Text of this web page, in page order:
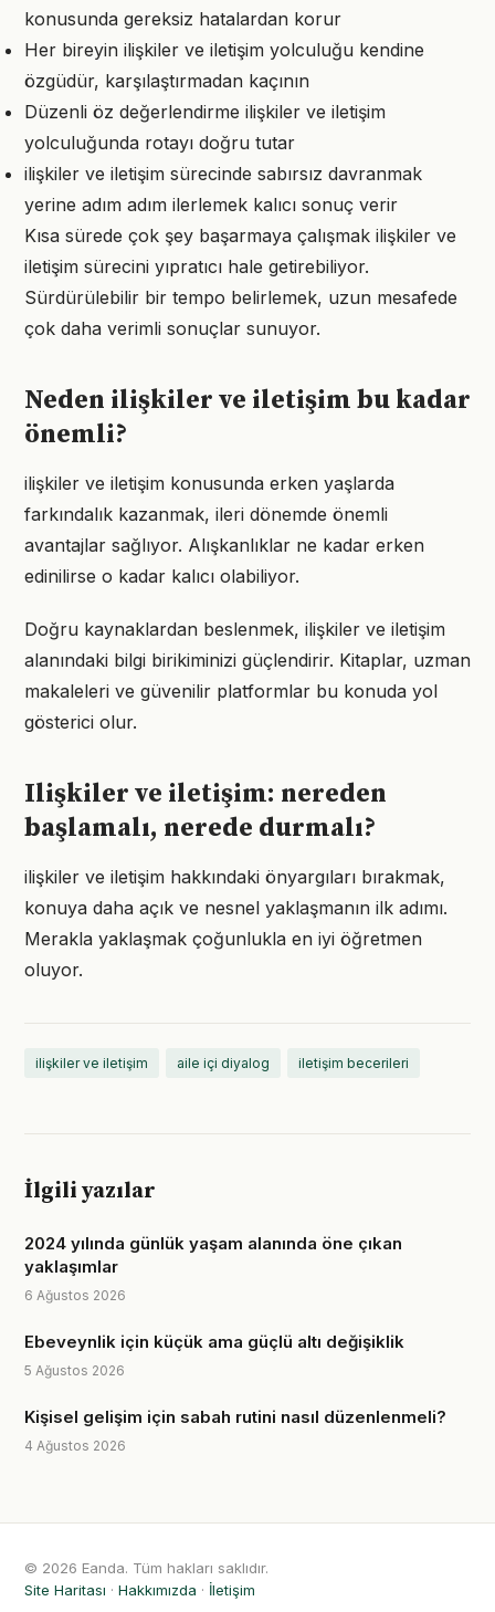
konusunda gereksiz hatalardan korur
Her bireyin ilişkiler ve iletişim yolculuğu kendine
özgüdür, karşılaştırmadan kaçının
Düzenli öz değerlendirme ilişkiler ve iletişim
yolculuğunda rotayı doğru tutar
ilişkiler ve iletişim sürecinde sabırsız davranmak
yerine adım adım ilerlemek kalıcı sonuç verir
Kısa sürede çok şey başarmaya çalışmak ilişkiler ve
iletişim sürecini yıpratıcı hale getirebiliyor.
Sürdürülebilir bir tempo belirlemek, uzun mesafede
çok daha verimli sonuçlar sunuyor.
Neden ilişkiler ve iletişim bu kadar
önemli?
ilişkiler ve iletişim konusunda erken yaşlarda
farkındalık kazanmak, ileri dönemde önemli
avantajlar sağlıyor. Alışkanlıklar ne kadar erken
edinilirse o kadar kalıcı olabiliyor.
Doğru kaynaklardan beslenmek, ilişkiler ve iletişim
alanındaki bilgi birikiminizi güçlendirir. Kitaplar, uzman
makaleleri ve güvenilir platformlar bu konuda yol
gösterici olur.
Ilişkiler ve iletişim: nereden
başlamalı, nerede durmalı?
ilişkiler ve iletişim hakkındaki önyargıları bırakmak,
konuya daha açık ve nesnel yaklaşmanın ilk adımı.
Merakla yaklaşmak çoğunlukla en iyi öğretmen
oluyor.
ilişkiler ve iletişim aile içi diyalog iletişim becerileri
İlgili yazılar
2024 yılında günlük yaşam alanında öne çıkan
yaklaşımlar
6 Ağustos 2026
Ebeveynlik için küçük ama güçlü altı değişiklik
5 Ağustos 2026
Kişisel gelişim için sabah rutini nasıl düzenlenmeli?
4 Ağustos 2026
© 2026 Eanda. Tüm hakları saklıdır.
Site Haritası · Hakkımızda · İletişim